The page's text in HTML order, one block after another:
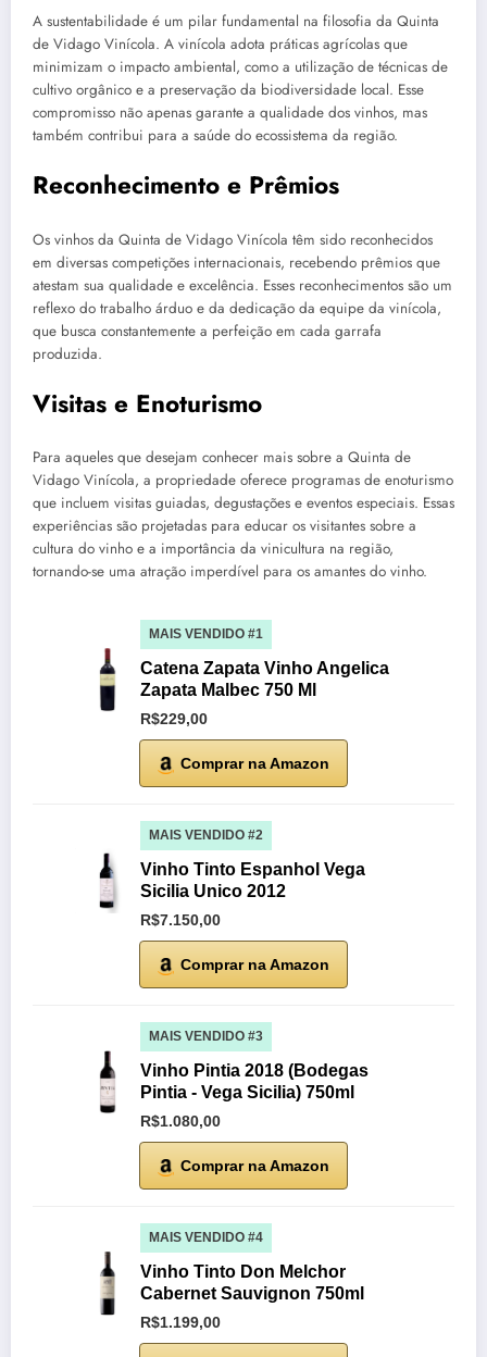
A sustentabilidade é um pilar fundamental na filosofia da Quinta
de Vidago Vinícola. A vinícola adota práticas agrícolas que
minimizam o impacto ambiental, como a utilização de técnicas de
cultivo orgânico e a preservação da biodiversidade local. Esse
compromisso não apenas garante a qualidade dos vinhos, mas
também contribui para a saúde do ecossistema da região.
Reconhecimento e Prêmios
Os vinhos da Quinta de Vidago Vinícola têm sido reconhecidos
em diversas competições internacionais, recebendo prêmios que
atestam sua qualidade e excelência. Esses reconhecimentos são um
reflexo do trabalho árduo e da dedicação da equipe da vinícola,
que busca constantemente a perfeição em cada garrafa
produzida.
Visitas e Enoturismo
Para aqueles que desejam conhecer mais sobre a Quinta de
Vidago Vinícola, a propriedade oferece programas de enoturismo
que incluem visitas guiadas, degustações e eventos especiais. Essas
experiências são projetadas para educar os visitantes sobre a
cultura do vinho e a importância da vinicultura na região,
tornando-se uma atração imperdível para os amantes do vinho.
MAIS VENDIDO #1
Catena Zapata Vinho Angelica
Zapata Malbec 750 Ml
R$229,00
Comprar na Amazon
MAIS VENDIDO #2
Vinho Tinto Espanhol Vega
Sicilia Unico 2012
R$7.150,00
Comprar na Amazon
MAIS VENDIDO #3
Vinho Pintia 2018 (Bodegas
Pintia - Vega Sicilia) 750ml
R$1.080,00
Comprar na Amazon
MAIS VENDIDO #4
Vinho Tinto Don Melchor
Cabernet Sauvignon 750ml
R$1.199,00